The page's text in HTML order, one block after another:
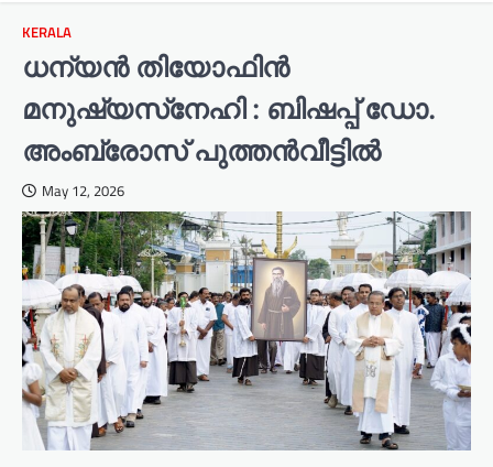
KERALA
ധന്യൻ തിയോഫിൻ
മനുഷ്യസ്‌നേഹി : ബിഷപ്പ് ഡോ.
അംബ്രോസ് പുത്തൻവീട്ടിൽ
May 12, 2026